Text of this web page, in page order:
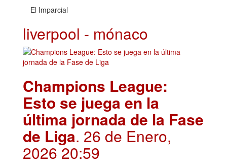
El Imparcial
liverpool - mónaco
Champions League:
Esto se juega en la
última jornada de la Fase
de Liga. 26 de Enero,
2026 20:59